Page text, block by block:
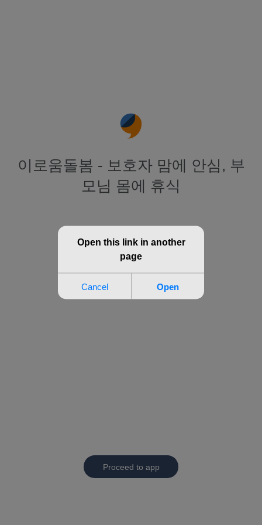
이로움돌봄 - 보호자 맘에 안심, 부
모님 몸에 휴식
Proceed to app